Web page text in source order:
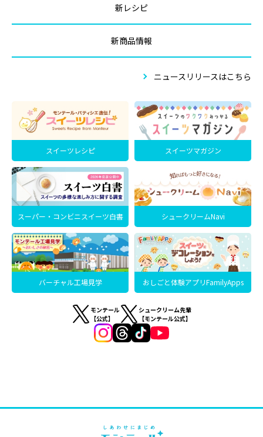
新レシピ
新商品情報
ニュースリリースはこちら
スイーツレシピ スイーツマガジン
スーパー・コンビニスイーツ白書 シュークリームNavi
バーチャル工場見学 おしごと体験アプリFamilyApps
モンテール
【公式】
シュークリーム先輩
【モンテール公式】